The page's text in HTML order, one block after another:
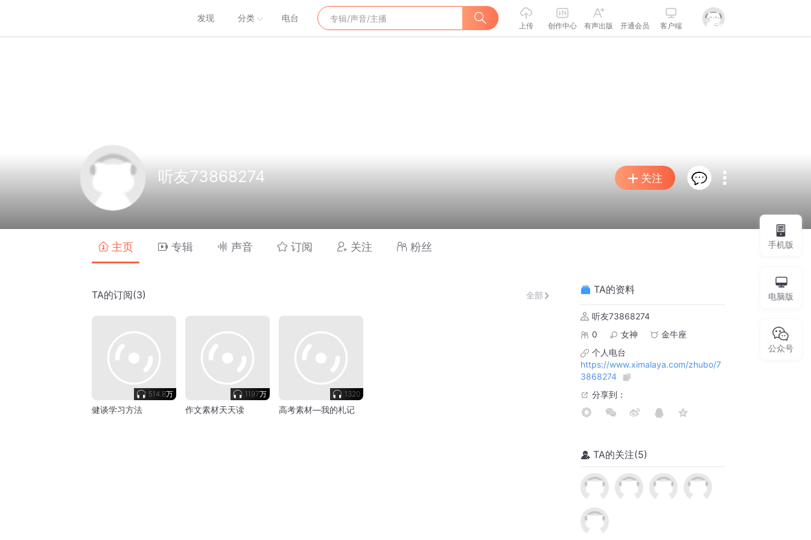
发现 分类 电台
上传 创作中心 有声出版 开通会员 客户端
听友73868274 关注
主页 专辑 声音 订阅 关注 粉丝
TA的订阅(3) 全部
514.8万
健谈学习方法
1197万
作文素材天天读
1320
高考素材—我的札记
TA的资料
听友73868274
0
女神
金牛座
个人电台
https://www.ximalaya.com/zhubo/7
3868274
分享到：
TA的关注(5)
手机版
电脑版
公众号